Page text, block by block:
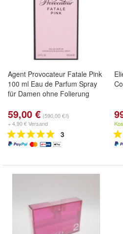
Agent Provocateur Fatale Pink
100 ml Eau de Parfum Spray
für Damen ohne Folierung
59,00 € (590,00 €/l)
+ 4,90 € Versand
3